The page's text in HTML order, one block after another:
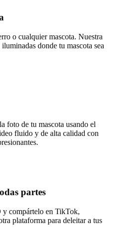
o cualquier mascota. Nuestra
donde tu mascota sea
foto de tu mascota usando el
fluido y de alta calidad con
partes
y compártelo en TikTok,
plataforma para deleitar a tus